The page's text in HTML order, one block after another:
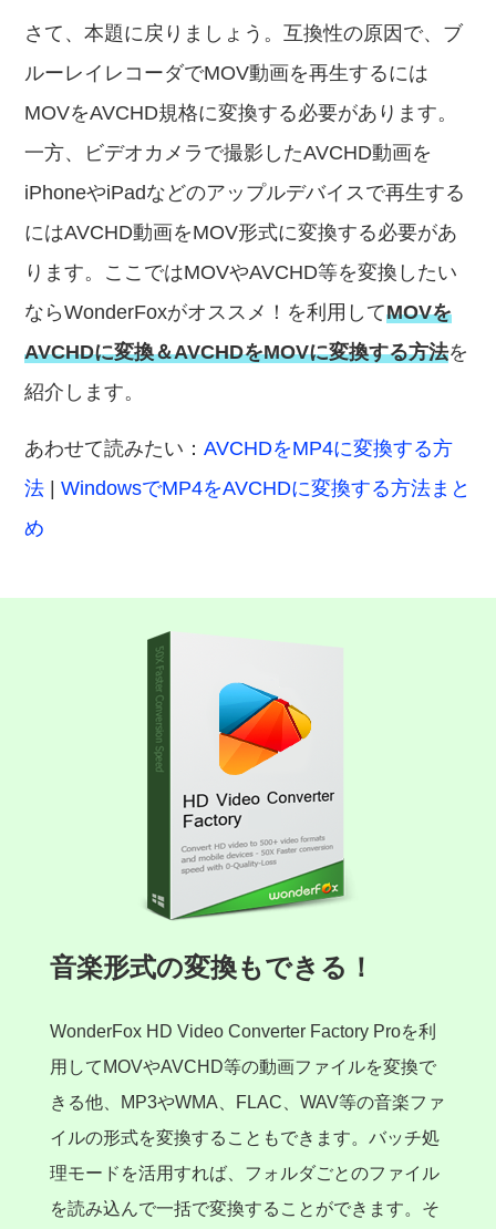
さて、本題に戻りましょう。互換性の原因で、ブ
ルーレイレコーダでMOV動画を再生するには
MOVをAVCHD規格に変換する必要があります。
一方、ビデオカメラで撮影したAVCHD動画を
iPhoneやiPadなどのアップルデバイスで再生する
にはAVCHD動画をMOV形式に変換する必要があ
ります。ここではMOVやAVCHD等を変換したい
ならWonderFoxがオススメ！を利用してMOVを
AVCHDに変換＆AVCHDをMOVに変換する方法を
紹介します。
あわせて読みたい：AVCHDをMP4に変換する方
法 |WindowsでMP4をAVCHDに変換する方法まと
め
音楽形式の変換もできる！
WonderFox HD Video Converter Factory Proを利
用してMOVやAVCHD等の動画ファイルを変換で
きる他、MP3やWMA、FLAC、WAV等の音楽ファ
イルの形式を変換することもできます。バッチ処
理モードを活用すれば、フォルダごとのファイル
を読み込んで一括で変換することができます。そ